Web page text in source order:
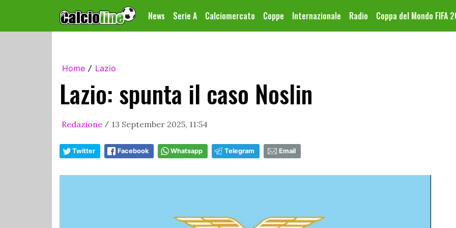
News Serie A Calciomercato Coppe Internazionale Radio Coppa del Mondo FIFA
Home / Lazio
Lazio: spunta il caso Noslin
Redazione / 13 September 2025, 11:54
Twitter Facebook Whatsapp Telegram Email